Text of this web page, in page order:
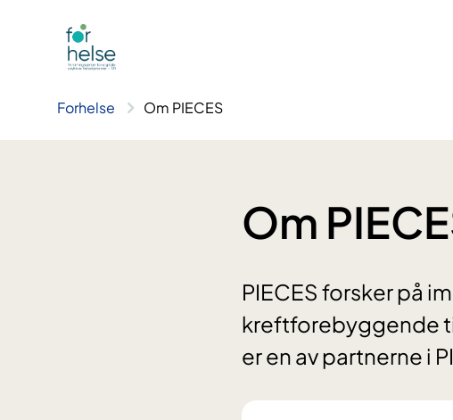
Forhelse Om PIECES
Om
PIECES forsker på
kreftforebyggende
er en av partnerne i